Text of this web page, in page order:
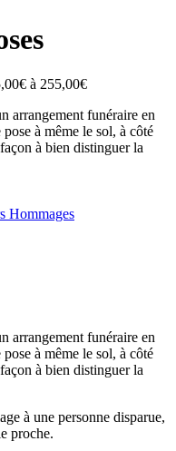
à 255,00€
arrangement funéraire en
à même le sol, à côté
à bien distinguer la
Hommages
arrangement funéraire en
à même le sol, à côté
à bien distinguer la
à une personne disparue,
proche.